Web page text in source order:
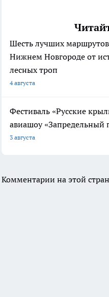
Шесть лучших
Нижнем Новгороде от
лесных троп
4 августа
Фестиваль «Русские
авиашоу «Запредельный
3 августа
Комментарии на этой